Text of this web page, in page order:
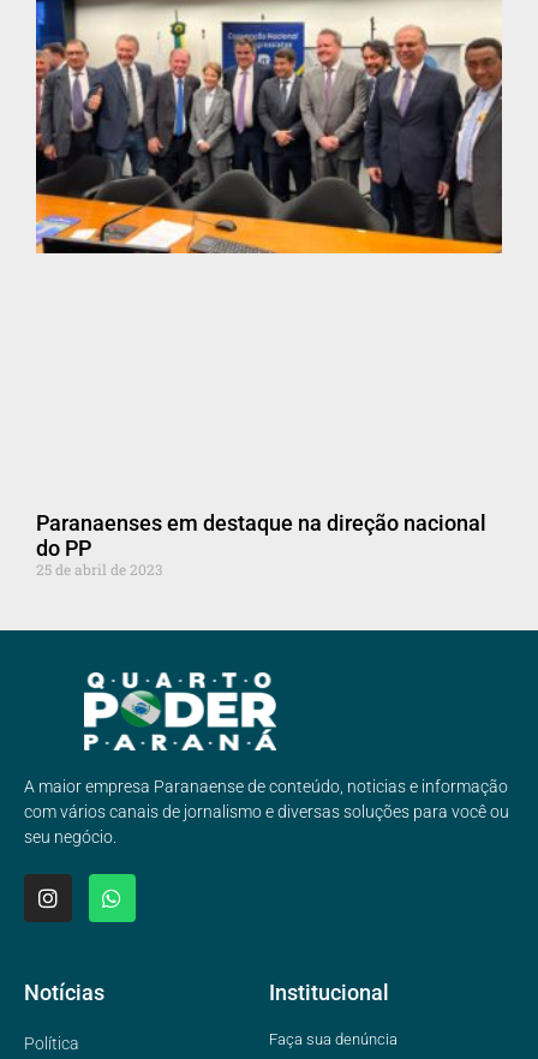
Paranaenses em destaque na direção nacional
do PP
25 de abril de 2023
A maior empresa Paranaense de conteúdo, noticias e informação
com vários canais de jornalismo e diversas soluções para você ou
seu negócio.
Notícias
Política
Institucional
Faça sua denúncia